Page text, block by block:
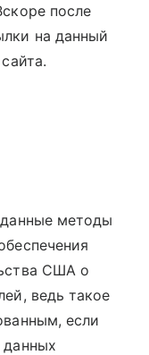
после
на данный
методы
США о
ведь такое
если
данных